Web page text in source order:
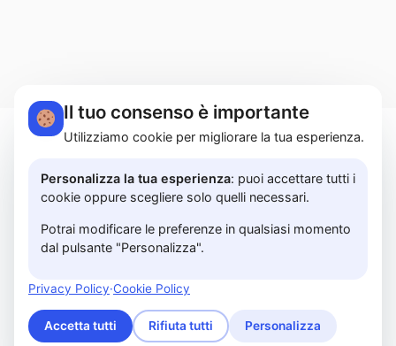
183A - 84129 Salerno | P.I. 05614850658 |
© 2026 www.martuccihome.com —
Il tuo consenso è importante
Utilizziamo cookie per migliorare la tua esperienza.
Personalizza la tua esperienza: puoi accettare tutti i
cookie oppure scegliere solo quelli necessari.
Potrai modificare le preferenze in qualsiasi momento
dal pulsante "Personalizza".
Privacy Policy·Cookie Policy
Accetta tutti Rifiuta tutti Personalizza